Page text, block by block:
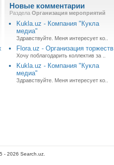
Новые комментарии
Раздела Организация мероприятий
Kukla.uz - Компания "Кукла
медиа"
Здравствуйте. Меня интересует ко..
Flora.uz - Организация торжеств
Хочу поблагодарить коллектив за ..
Kukla.uz - Компания "Кукла
медиа"
Здравствуйте. Меня интересует ко..
- 2026 Search.uz.